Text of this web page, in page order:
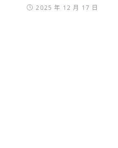
2025 年 12 月 17 日